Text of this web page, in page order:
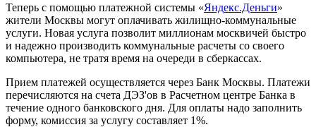
Теперь с помощью платежной системы «Яндекс.Деньги»
жители Москвы могут оплачивать жилищно-коммунальные
услуги. Новая услуга позволит миллионам москвичей быстро
и надежно производить коммунальные расчеты со своего
компьютера, не тратя время на очереди в сберкассах.
Прием платежей осуществляется через Банк Москвы. Платежи
перечисляются на счета ДЭЗ'ов в Расчетном центре Банка в
течение одного банковского дня. Для оплаты надо заполнить
форму, комиссия за услугу составляет 1%.